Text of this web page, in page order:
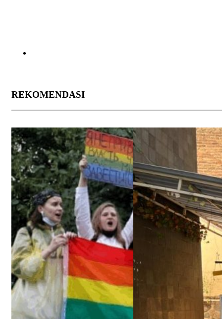
REKOMENDASI